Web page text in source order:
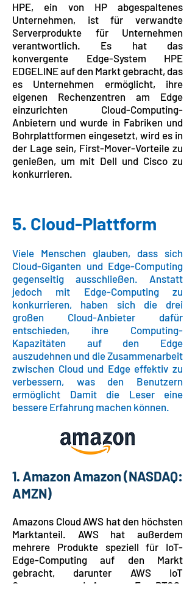
HPE, ein von HP abgespaltenes
Unternehmen, ist für verwandte
Serverprodukte für Unternehmen
verantwortlich. Es hat das
konvergente Edge-System HPE
EDGELINE auf den Markt gebracht, das
es Unternehmen ermöglicht, ihre
eigenen Rechenzentren am Edge
einzurichten Cloud-Computing-
Anbietern und wurde in Fabriken und
Bohrplattformen eingesetzt, wird es in
der Lage sein, First-Mover-Vorteile zu
genießen, um mit Dell und Cisco zu
konkurrieren.
5. Cloud-Plattform
Viele Menschen glauben, dass sich
Cloud-Giganten und Edge-Computing
gegenseitig ausschließen. Anstatt
jedoch mit Edge-Computing zu
konkurrieren, haben sich die drei
großen Cloud-Anbieter dafür
entschieden, ihre Computing-
Kapazitäten auf den Edge
auszudehnen und die Zusammenarbeit
zwischen Cloud und Edge effektiv zu
verbessern, was den Benutzern
ermöglicht Damit die Leser eine
bessere Erfahrung machen können.
1. Amazon Amazon(NASDAQ:
AMZN)
Amazons Cloud AWS hat den höchsten
Marktanteil. AWS hat außerdem
mehrere Produkte speziell für IoT-
Edge-Computing auf den Markt
gebracht, darunter AWS IoT
Greengrass und Amazon FreeRTOS.